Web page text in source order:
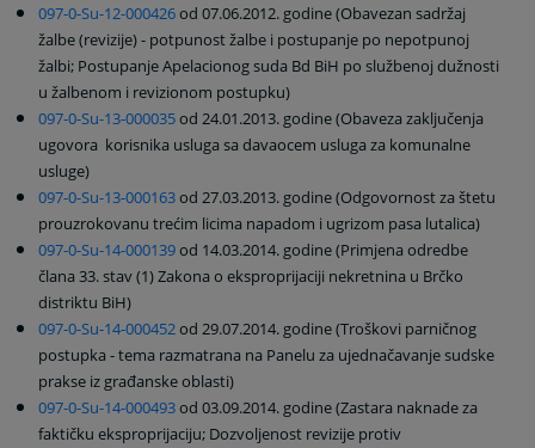
097-0-Su-12-000426od 07.06.2012. godine (Obavezan sadržaj
žalbe (revizije) - potpunost žalbe i postupanje po nepotpunoj
žalbi; Postupanje Apelacionog suda Bd BiH po službenoj dužnosti
u žalbenom i revizionom postupku)
097-0-Su-13-000035od 24.01.2013. godine (Obaveza zaključenja
ugovora korisnika usluga sa davaocem usluga za komunalne
usluge)
097-0-Su-13-000163od 27.03.2013. godine (Odgovornost za štetu
prouzrokovanu trećim licima napadom i ugrizom pasa lutalica)
097-0-Su-14-000139od 14.03.2014. godine (Primjena odredbe
člana 33. stav (1) Zakona o eksproprijaciji nekretnina u Brčko
distriktu BiH)
097-0-Su-14-000452od 29.07.2014. godine (Troškovi parničnog
postupka - tema razmatrana na Panelu za ujednačavanje sudske
prakse iz građanske oblasti)
097-0-Su-14-000493od 03.09.2014. godine (Zastara naknade za
faktičku eksproprijaciju; Dozvoljenost revizije protiv